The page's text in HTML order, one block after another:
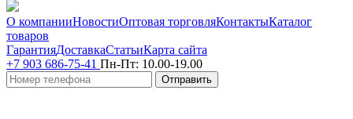
О компанииНовостиОптовая торговляКонтактыКаталог
товаров
ГарантияДоставкаСтатьиКарта сайта
+7 903 686-75-41 Пн-Пт: 10.00-19.00